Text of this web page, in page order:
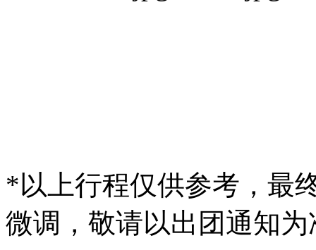
*以上行程仅供参考，最
微调，敬请以出团通知为